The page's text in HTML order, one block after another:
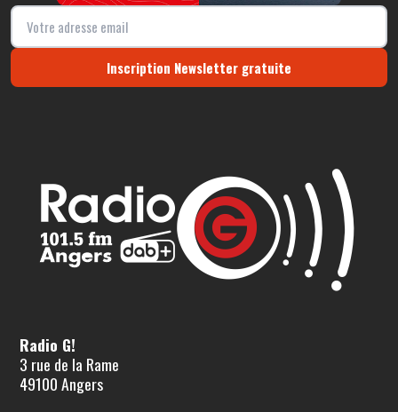
Inscription Newsletter gratuite
Radio G!
3 rue de la Rame
49100 Angers